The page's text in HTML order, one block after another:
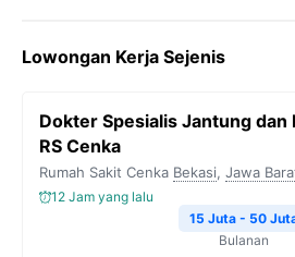
Lowongan Kerja Sejenis
Dokter Spesialis Jantung dan
RS Cenka
Rumah Sakit Cenka Bekasi, Jawa
12 Jam yang lalu
15 Juta - 50
Bulanan